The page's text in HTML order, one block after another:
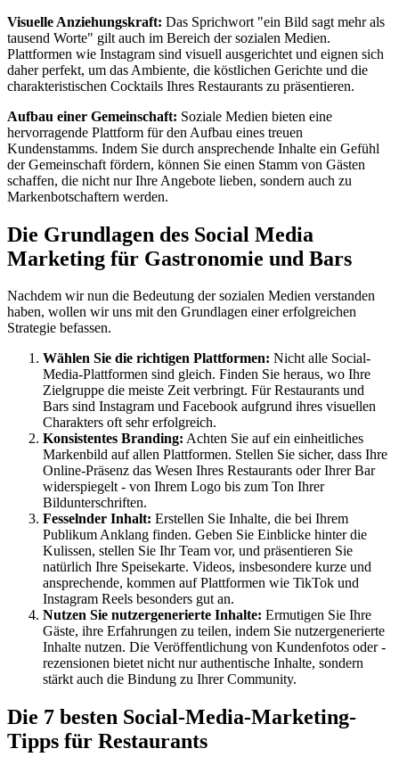
Visuelle Anziehungskraft: Das Sprichwort "ein Bild sagt mehr als
tausend Worte" gilt auch im Bereich der sozialen Medien.
Plattformen wie Instagram sind visuell ausgerichtet und eignen sich
daher perfekt, um das Ambiente, die köstlichen Gerichte und die
charakteristischen Cocktails Ihres Restaurants zu präsentieren.
Aufbau einer Gemeinschaft: Soziale Medien bieten eine
hervorragende Plattform für den Aufbau eines treuen
Kundenstamms. Indem Sie durch ansprechende Inhalte ein Gefühl
der Gemeinschaft fördern, können Sie einen Stamm von Gästen
schaffen, die nicht nur Ihre Angebote lieben, sondern auch zu
Markenbotschaftern werden.
Die Grundlagen des Social Media
Marketing für Gastronomie und Bars
Nachdem wir nun die Bedeutung der sozialen Medien verstanden
haben, wollen wir uns mit den Grundlagen einer erfolgreichen
Strategie befassen.
Wählen Sie die richtigen Plattformen: Nicht alle Social-
Media-Plattformen sind gleich. Finden Sie heraus, wo Ihre
Zielgruppe die meiste Zeit verbringt. Für Restaurants und
Bars sind Instagram und Facebook aufgrund ihres visuellen
Charakters oft sehr erfolgreich.
Konsistentes Branding: Achten Sie auf ein einheitliches
Markenbild auf allen Plattformen. Stellen Sie sicher, dass Ihre
Online-Präsenz das Wesen Ihres Restaurants oder Ihrer Bar
widerspiegelt - von Ihrem Logo bis zum Ton Ihrer
Bildunterschriften.
Fesselnder Inhalt: Erstellen Sie Inhalte, die bei Ihrem
Publikum Anklang finden. Geben Sie Einblicke hinter die
Kulissen, stellen Sie Ihr Team vor, und präsentieren Sie
natürlich Ihre Speisekarte. Videos, insbesondere kurze und
ansprechende, kommen auf Plattformen wie TikTok und
Instagram Reels besonders gut an.
Nutzen Sie nutzergenerierte Inhalte: Ermutigen Sie Ihre
Gäste, ihre Erfahrungen zu teilen, indem Sie nutzergenerierte
Inhalte nutzen. Die Veröffentlichung von Kundenfotos oder -
rezensionen bietet nicht nur authentische Inhalte, sondern
stärkt auch die Bindung zu Ihrer Community.
Die 7 besten Social-Media-Marketing-
Tipps für Restaurants